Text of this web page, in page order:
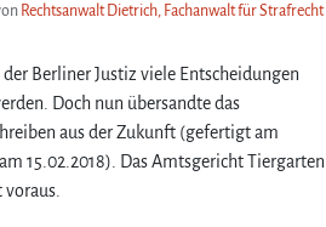
Rechtsanwalt Dietrich, Fachanwalt für Strafrecht
Berliner Justiz viele Entscheidungen
Doch nun übersandte das
aus der Zukunft (gefertigt am
15.02.2018). Das Amtsgericht Tiergarten
voraus.